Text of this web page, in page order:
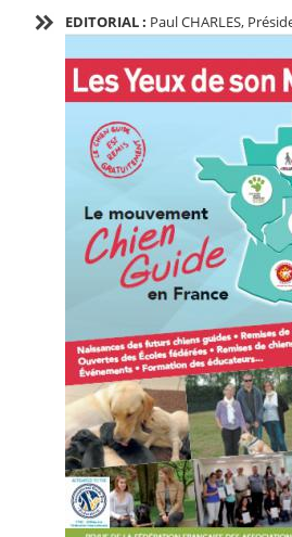
EDITORIAL : Paul CHARLES,